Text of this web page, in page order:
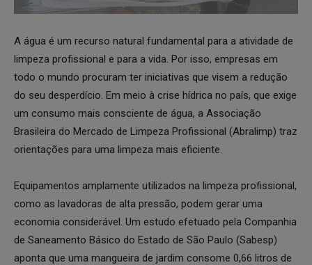
A água é um recurso natural fundamental para a atividade de
limpeza profissional e para a vida. Por isso, empresas em
todo o mundo procuram ter iniciativas que visem a redução
do seu desperdício. Em meio à crise hídrica no país, que exige
um consumo mais consciente de água, a Associação
Brasileira do Mercado de Limpeza Profissional (Abralimp) traz
orientações para uma limpeza mais eficiente.
Equipamentos amplamente utilizados na limpeza profissional,
como as lavadoras de alta pressão, podem gerar uma
economia considerável. Um estudo efetuado pela Companhia
de Saneamento Básico do Estado de São Paulo (Sabesp)
aponta que uma mangueira de jardim consome 0,66 litros de